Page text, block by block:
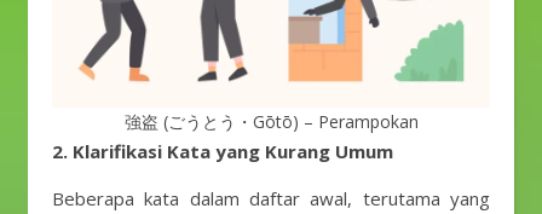
強盗 (ごうとう・Gōtō) – Perampokan
2. Klarifikasi Kata yang Kurang Umum
Beberapa kata dalam daftar awal, terutama yang